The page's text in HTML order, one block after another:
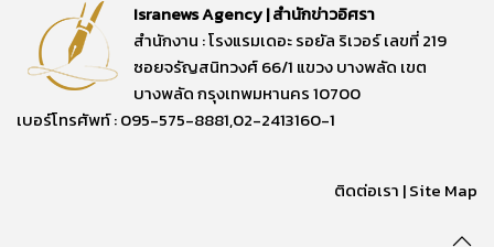
Isranews Agency | สำนักข่าวอิศรา
สำนักงาน : โรงแรมเดอะ รอยัล ริเวอร์ เลขที่ 219
ซอยจรัญสนิทวงศ์ 66/1 แขวง บางพลัด เขต
บางพลัด กรุงเทพมหานคร 10700
เบอร์โทรศัพท์ : 095-575-8881,02-2413160-1
ติดต่อเรา |Site Map